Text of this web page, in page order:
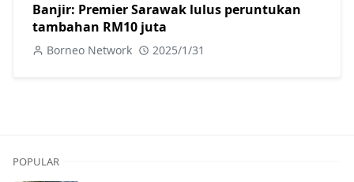
Banjir: Premier Sarawak lulus peruntukan
tambahan RM10 juta
Borneo Network 2025/1/31
POPULAR